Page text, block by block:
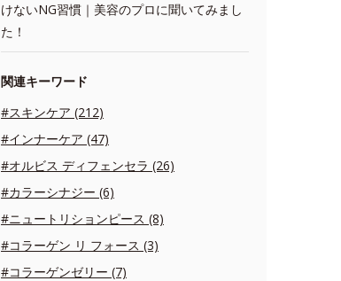
けないNG習慣｜美容のプロに聞いてみまし
た！
関連キーワード
#スキンケア (212)
#インナーケア (47)
#オルビス ディフェンセラ (26)
#カラーシナジー (6)
#ニュートリションピース (8)
#コラーゲン リ フォース (3)
#コラーゲンゼリー (7)